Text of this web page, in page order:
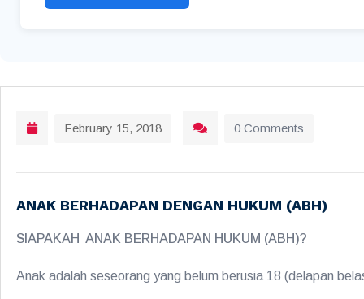
February 15, 2018 0 Comments
ANAK BERHADAPAN DENGAN HUKUM (ABH)
SIAPAKAH ANAK BERHADAPAN HUKUM (ABH)?
Anak adalah seseorang yang belum berusia 18 (delapan